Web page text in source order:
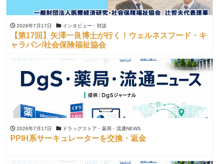
2026年7月17日 インタビュー・対談
【第17回】矢澤一良博士が行く！ウェルネスフード・キ
ャラバン/社会保険福祉協会
2026年7月17日 ドラッグストア・薬局・流通NEWS
PPIH系サーキュレーターを交換・返金